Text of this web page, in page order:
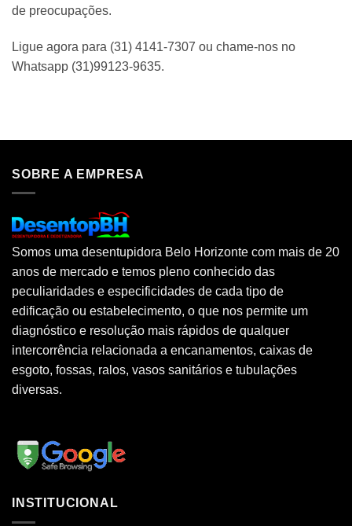
de preocupações.
Ligue agora para (31) 4141-7307 ou chame-nos no
Whatsapp (31)99123-9635.
SOBRE A EMPRESA
Somos uma desentupidora Belo Horizonte com mais de 20
anos de mercado e temos pleno conhecido das
peculiaridades e especificidades de cada tipo de
edificação ou estabelecimento, o que nos permite um
diagnóstico e resolução mais rápidos de qualquer
intercorrência relacionada a encanamentos, caixas de
esgoto, fossas, ralos, vasos sanitários e tubulações
diversas.
INSTITUCIONAL